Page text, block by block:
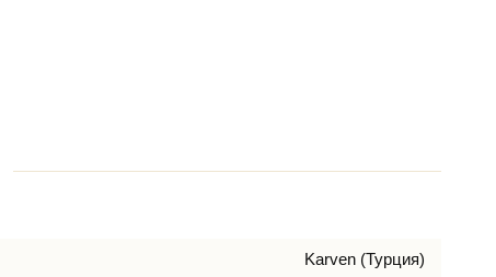
Karven (Турция)